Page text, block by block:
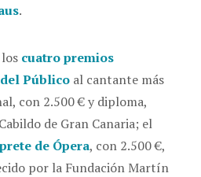
.
cuatro premios
Público al cantante más
con 2.500 € y diploma,
de Gran Canaria; el
de Ópera, con 2.500 €,
por la Fundación Martín